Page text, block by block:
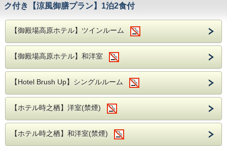
ク付き【涼風御膳プラン】1泊2食付
【御殿場高原ホテル】ツインルーム
【御殿場高原ホテル】和洋室
【Hotel Brush Up】シングルルーム
【ホテル時之栖】洋室(禁煙)
【ホテル時之栖】和洋室(禁煙)